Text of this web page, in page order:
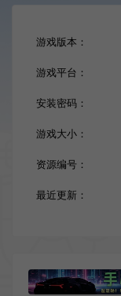
游戏版本：
游戏平台：
安装密码：
游戏大小：
资源编号：
最近更新：